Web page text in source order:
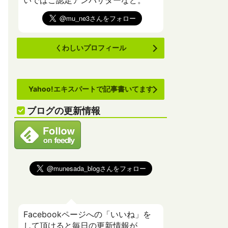
くわしいプロフィール
Yahoo!エキスパートで記事書いてます
ブログの更新情報
Facebookページへの「いいね」を
して頂けると毎日の更新情報が